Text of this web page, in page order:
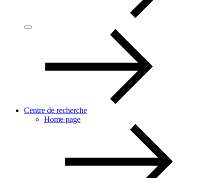
Centre de recherche
Home page